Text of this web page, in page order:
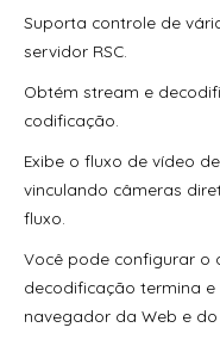
Switch Hikvision Gigabit
Switch Hikvision Gigabit
Switch Hikvision
Poe 10/100 + 01 Uplink
Switch Hikvision
Poe 10/100 + 01 Uplink
Switch Hikvision
Suporta controle de
servidor RSC.
Obtém stream e
codificação.
Exibe o fluxo de vídeo
vinculando câmeras
fluxo.
Você pode configurar o
decodificação termina
navegador da Web e